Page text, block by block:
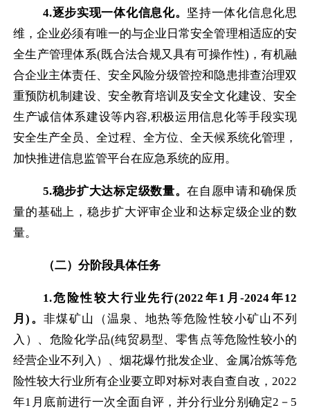
4.逐步实现一体化信息化。 坚持一体化信息化思
维，企业必须有唯一的与企业日常安全管理相适应的安
全生产管理体系(既合法合规又具有可操作性) ，有机融
合企业主体责任、安全风险分级管控和隐患排查治理双
重预防机制建设、安全教育培训及安全文化建设、安全
生产诚信体系建设等内容,积极运用信息化等手段实现
安全生产全员、全过程、全方位、全天候系统化管理，
加快推进信息监管平台在应急系统的应用。
5.稳步扩大达标定级数量。在自愿申请和确保质
量的基础上，稳步扩大评审企业和达标定级企业的数
量。
（二）分阶段具体任务
1.危险性较大行业先行(2022 年1 月-2024年12
月) 。非煤矿山（温泉、地热等危险性较小矿山不列
入）、危险化学品(纯贸易型、零售点等危险性较小的
经营企业不列入）
、烟花爆竹批发企业、金属冶炼等危
险性较大行业所有企业要立即对标对表自查自改， 2022
年1 月底前进行一次全面自评，并分行业分别确定2 － 5